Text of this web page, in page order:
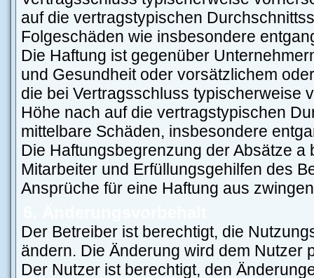
auf die vertragstypischen
Folgeschäden wie insbesondere
Die Haftung ist gegenüber
und Gesundheit oder vorsätzlichem
die bei Vertragsschluss typischerweise
Höhe nach auf die vertragstypischen
mittelbare Schäden, insbesondere
Die Haftungsbegrenzung der Absätze
Mitarbeiter und Erfüllungsgehilfen des
Ansprüche für eine Haftung aus
Der Betreiber ist berechtigt, die
ändern. Die Änderung wird dem Nutzer
Der Nutzer ist berechtigt, den